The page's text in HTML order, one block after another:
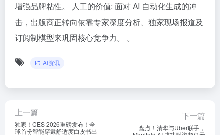
增强品牌粘性。 人工的价值: 面对 AI 自动化生成的冲
击，出版商正转向依靠专家深度分析、独家现场报道及
订阅制模型来巩固核心竞争力。 。
AI资讯
上一篇
独家！CES 2026重磅发布！全
球首份智能穿戴舒适度白皮书出
下一篇
盘点！清华与Uber联手，